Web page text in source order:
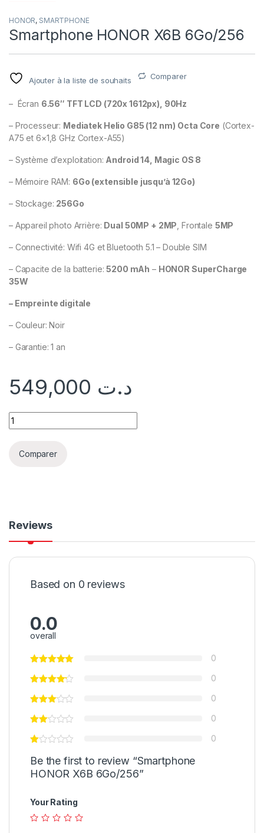
HONOR, SMARTPHONE
Smartphone HONOR X6B 6Go/256
Ajouter à la liste de souhaits Comparer
– Écran 6.56″ TFT LCD (720x 1612px), 90Hz
– Processeur: Mediatek Helio G85 (12 nm) Octa Core (Cortex-
A75 et 6×1,8 GHz Cortex-A55)
– Système d’exploitation: Android 14, Magic OS 8
– Mémoire RAM: 6Go (extensible jusqu’à 12Go)
– Stockage: 256Go
– Appareil photo Arrière: Dual 50MP + 2MP , Frontale 5MP
– Connectivité: Wifi 4G et Bluetooth 5.1 – Double SIM
– Capacite de la batterie:5200 mAh – HONOR SuperCharge
35W
– Empreinte digitale
– Couleur: Noir
– Garantie: 1 an
د.ت
Comparer
Reviews
Based on 0 reviews
0.0
overall
0
0
0
0
0
Be the first to review “Smartphone
HONOR X6B 6Go/256”
Your Rating